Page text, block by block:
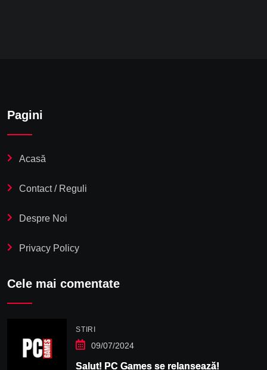
Pagini
Acasă
Contact / Reguli
Despre Noi
Privacy Policy
Cele mai comentate
STIRI
09/07/2024
Salut! PC Games se relansează!